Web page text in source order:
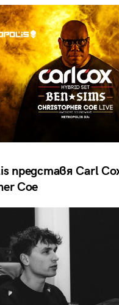
представя Carl
Coe